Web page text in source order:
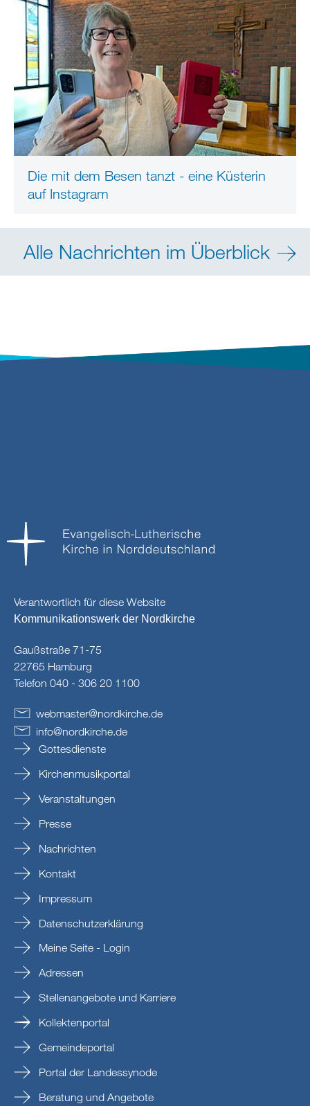
Die mit dem Besen tanzt - eine Küsterin
auf Instagram
Alle Nachrichten im Überblick
Verantwortlich für diese Website
Kommunikationswerk der Nordkirche
Gaußstraße 71-75
22765 Hamburg
Telefon 040 - 306 20 1100
webmaster@nordkirche.de
info@nordkirche de
Gottesdienste
Kirchenmusikportal
Veranstaltungen
Presse
Nachrichten
Kontakt
Impressum
Datenschutzerklärung
Meine Seite - Login
Adressen
Stellenangebote und Karriere
Kollektenportal
Gemeindeportal
Portal der Landessynode
Beratung und Angebote